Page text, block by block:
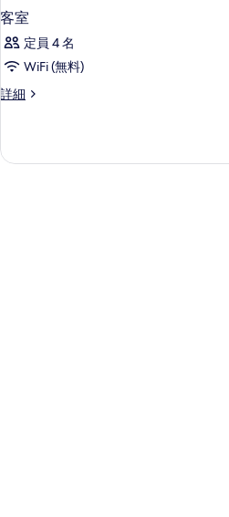
る
客室
定員 4 名
WiFi (無料)
詳細
客
細